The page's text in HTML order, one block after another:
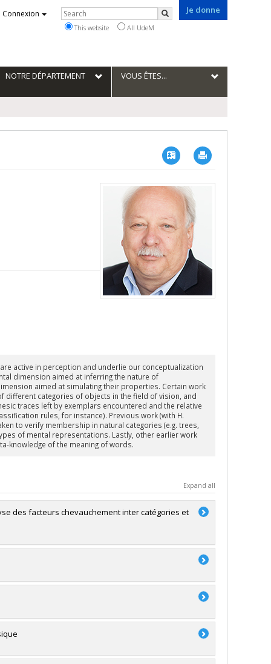
Je donne
Connexion Rechercher
Search
This website All UdeM
NOTRE DÉPARTEMENT VOUS ÊTES...
Vcard
active in perception and underlie our conceptualization
dimension aimed at inferring the nature of
aimed at simulating their properties. Certain work
different categories of objects in the field of vision, and
traces left by exemplars encountered and the relative
rules, for instance). Previous work (with H.
to verify membership in natural categories (e.g. trees,
of mental representations. Lastly, other earlier work
knowledge of the meaning of words.
Expand all
des facteurs chevauchement inter catégories et